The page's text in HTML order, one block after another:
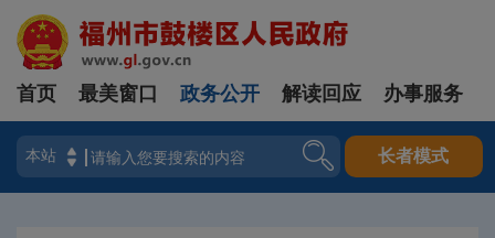
登录
首页 最美窗口 政务公开 解读回应 办事服务
长者模式